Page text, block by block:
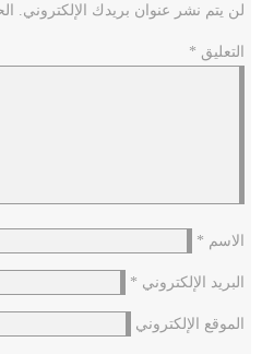
لن يتم نشر عنوان بريدك الإلكتروني.
التعليق *
الاسم *
البريد الإلكتروني *
الموقع الإلكتروني